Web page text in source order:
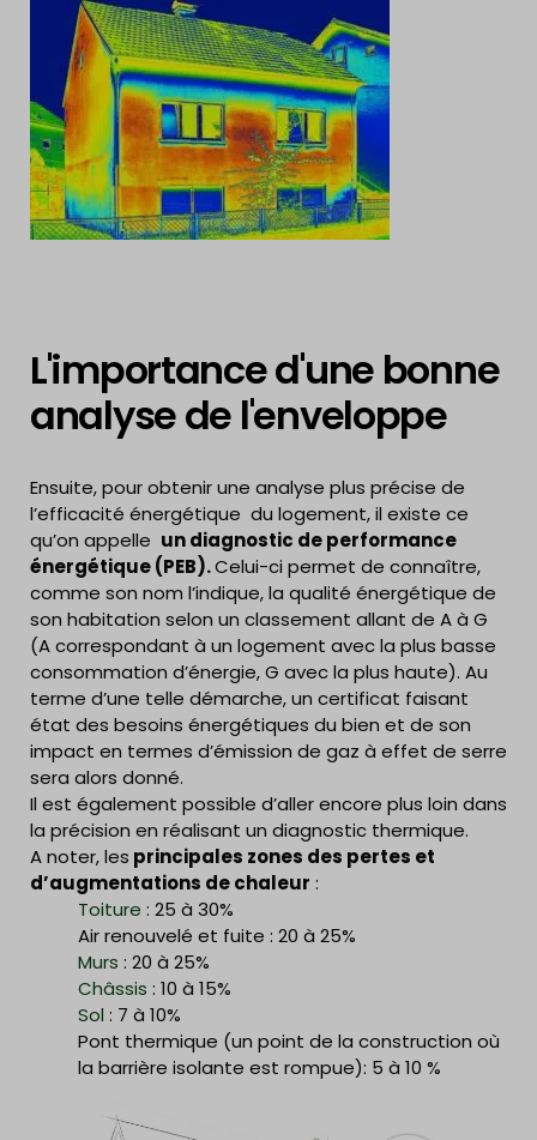
L'importance d'une bonne
analyse de l'enveloppe
Ensuite, pour obtenir une analyse plus précise de
l’efficacité énergétique du logement, il existe ce
qu’on appelle un diagnostic de performance
énergétique (PEB).Celui-ci permet de connaître,
comme son nom l’indique, la qualité énergétique de
son habitation selon un classement allant de A à G
(A correspondant à un logement avec la plus basse
consommation d’énergie, G avec la plus haute). Au
terme d’une telle démarche, un certificat faisant
état des besoins énergétiques du bien et de son
impact en termes d’émission de gaz à effet de serre
sera alors donné.
Il est également possible d’aller encore plus loin dans
la précision en réalisant un diagnostic thermique.
A noter, les principales zones des pertes et
d’augmentations de chaleur :
Toiture : 25 à 30%
Air renouvelé et fuite : 20 à 25%
Murs : 20 à 25%
Châssis : 10 à 15%
Sol : 7 à 10%
Pont thermique (un point de la construction où
la barrière isolante est rompue): 5 à 10 %